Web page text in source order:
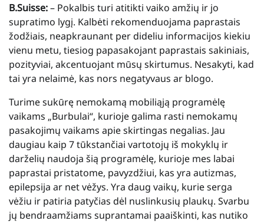
B.Suisse:– Pokalbis turi atitikti vaiko amžių ir jo
supratimo lygį. Kalbėti rekomenduojama paprastais
žodžiais, neapkraunant per dideliu informacijos kiekiu
vienu metu, tiesiog papasakojant paprastais sakiniais,
pozityviai, akcentuojant mūsų skirtumus. Nesakyti, kad
tai yra nelaimė, kas nors negatyvaus ar blogo.
Turime sukūrę nemokamą mobiliąją programėlę
vaikams „Burbulai“, kurioje galima rasti nemokamų
pasakojimų vaikams apie skirtingas negalias. Jau
daugiau kaip 7 tūkstančiai vartotojų iš mokyklų ir
darželių naudoja šią programėlę, kurioje mes labai
paprastai pristatome, pavyzdžiui, kas yra autizmas,
epilepsija ar net vėžys. Yra daug vaikų, kurie serga
vėžiu ir patiria patyčias dėl nuslinkusių plaukų. Svarbu
jų bendraamžiams suprantamai paaiškinti, kas nutiko